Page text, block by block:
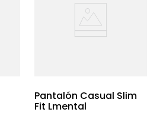
Pantalón Casual Slim
Fit Lmental